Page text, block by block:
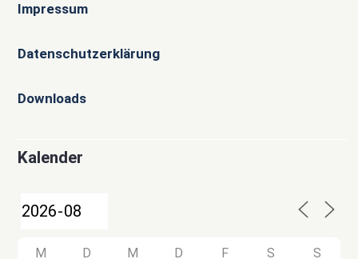
Impressum
Datenschutzerklärung
Downloads
Kalender
M D M D F S S